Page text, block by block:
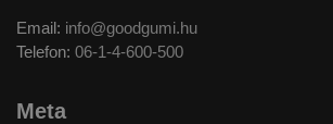
Email: info@goodgumi.hu
Telefon: 06-1-4-600-500
Meta